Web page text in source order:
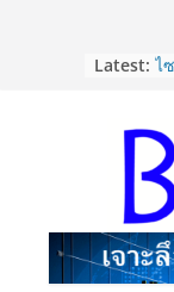
Latest: ไ
น
ร
เ
ก
แ